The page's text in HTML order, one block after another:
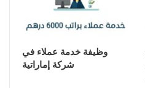
وظيفة خدمة عملاء في
شركة إماراتية